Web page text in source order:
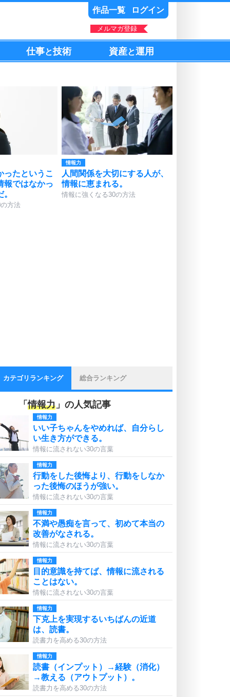
作品一覧 ログイン
メルマガ登録
仕事と技術 資産と運用
ったというこ
報ではなかっ
方法
情報力
人間関係を大切にする人が、
情報に恵まれる。
情報に強くなる30の方法
カテゴリランキング 総合ランキング
「情報力 」の人気記事
情報力
いい子ちゃんをやめれば、自分らし
い生き方ができる。
情報に流されない30の言葉
情報力
行動をした後悔より、行動をしなか
った後悔のほうが強い。
情報に流されない30の言葉
情報力
不満や愚痴を言って、初めて本当の
改善がなされる。
情報に流されない30の言葉
情報力
目的意識を持てば、情報に流される
ことはない。
情報に流されない30の言葉
情報力
下克上を実現するいちばんの近道
は、読書。
読書力を高める30の方法
情報力
読書（インプット）→経験（消化）
→教える（アウトプット）。
読書力を高める30の方法